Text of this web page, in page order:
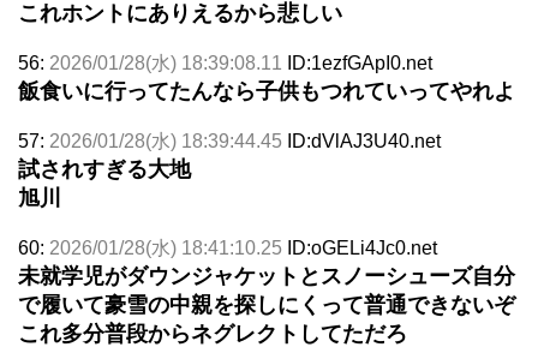
これホントにありえるから悲しい
56: 2026/01/28(水) 18:39:08.11 ID:1ezfGApI0.net
飯食いに行ってたんなら子供もつれていってやれよ
57: 2026/01/28(水) 18:39:44.45 ID:dVlAJ3U40.net
試されすぎる大地
旭川
60: 2026/01/28(水) 18:41:10.25 ID:oGELi4Jc0.net
未就学児がダウンジャケットとスノーシューズ自分
で履いて豪雪の中親を探しにくって普通できないぞ
これ多分普段からネグレクトしてただろ